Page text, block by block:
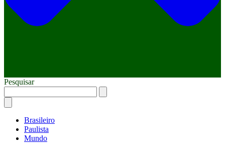
Pesquisar
Brasileiro
Paulista
Mundo